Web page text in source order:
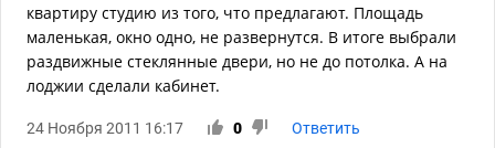
квартиру студию из того, что предлагают. Площадь
маленькая, окно одно, не развернутся. В итоге выбрали
раздвижные стеклянные двери, но не до потолка. А на
лоджии сделали кабинет.
24 Ноября 2011 16:17 0 Ответить